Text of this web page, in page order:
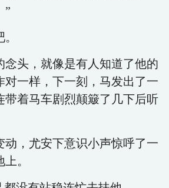
”
念头，就像是有人知道了他的
对一样，下一刻，马发出了一
带着马车剧烈颠簸了几下后听
动，尤安下意识小声惊呼了一
。